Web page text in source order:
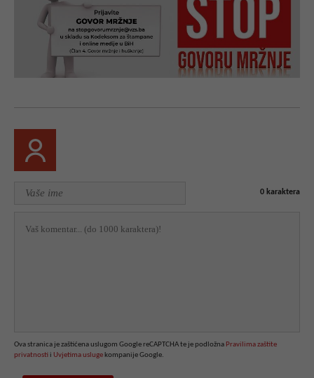
0 karaktera
Ova stranica je zaštićena uslugom Google reCAPTCHA te je podložna Pravilima zaštite
privatnosti i Uvjetima usluge kompanije Google.